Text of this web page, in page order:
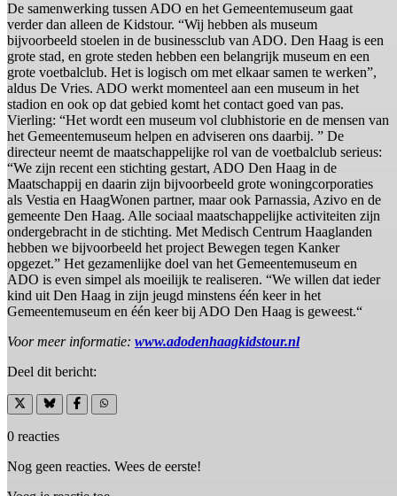
De samenwerking tussen ADO en het Gemeentemuseum gaat
verder dan alleen de Kidstour. “Wij hebben als museum
bijvoorbeeld stoelen in de businessclub van ADO. Den Haag is een
grote stad, en grote steden hebben een belangrijk museum en een
grote voetbalclub. Het is logisch om met elkaar samen te werken”,
aldus De Vries. ADO werkt momenteel aan een museum in het
stadion en ook op dat gebied komt het contact goed van pas.
Vierling: “Het wordt een museum vol clubhistorie en de mensen van
het Gemeentemuseum helpen en adviseren ons daarbij. ” De
directeur neemt de maatschappelijke rol van de voetbalclub serieus:
“We zijn recent een stichting gestart, ADO Den Haag in de
Maatschappij en daarin zijn bijvoorbeeld grote woningcorporaties
als Vestia en HaagWonen partner, maar ook Parnassia, Azivo en de
gemeente Den Haag. Alle sociaal maatschappelijke activiteiten zijn
ondergebracht in de stichting. Met Medisch Centrum Haaglanden
hebben we bijvoorbeeld het project Bewegen tegen Kanker
opgezet.” Het gezamenlijke doel van het Gemeentemuseum en
ADO is even simpel als moeilijk te realiseren. “We willen dat ieder
kind uit Den Haag in zijn jeugd minstens één keer in het
Gemeentemuseum en één keer bij ADO Den Haag is geweest.“
Voor meer informatie: www.adodenhaagkidstour.nl
Deel dit bericht:
0 reacties
Nog geen reacties. Wees de eerste!